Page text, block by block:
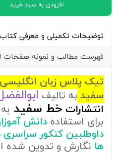
افزودن به سبد خرید
توضیحات تکمیلی و معرفی کتاب
فهرست مطالب و نمونه صفحات
تیک پلاس زبان
سفید به تالیف
انتشارات خط سفید
برای استفاده دانش
داوطلبین کنکور
ها نگارش و تدوین